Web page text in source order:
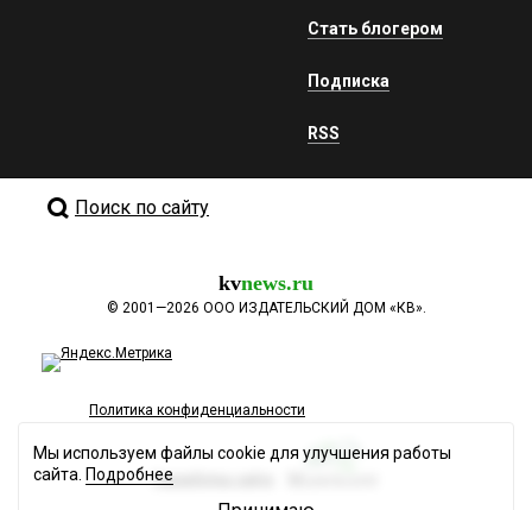
Стать блогером
Подписка
RSS
Поиск по сайту
kvnews.ru
© 2001—2026 ООО ИЗДАТЕЛЬСКИЙ ДОМ «КВ».
Политика конфиденциальности
Разработка сайта
Мы используем файлы cookie для улучшения работы
сайта. Подробнее